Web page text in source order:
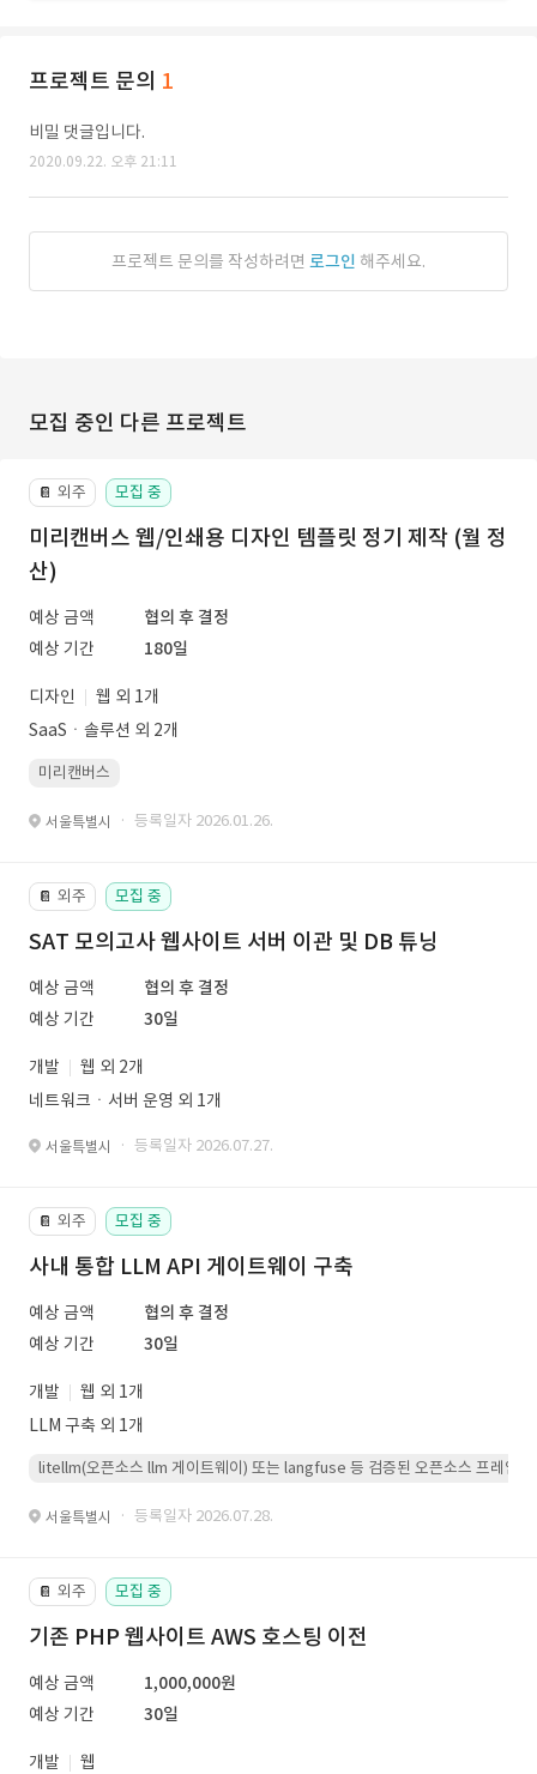
프로젝트 문의 1
비밀 댓글입니다.
2020.09.22. 오후 21:11
프로젝트 문의를 작성하려면 로그인 해주세요.
모집 중인 다른 프로젝트
📔 외주 모집 중
미리캔버스 웹/인쇄용 디자인 템플릿 정기 제작 (월 정
산)
예상 금액
협의 후 결정
예상 기간
180일
디자인
웹 외 1개
SaaSㆍ솔루션 외 2개
미리캔버스
서울특별시 · 등록일자 2026.01.26.
📔 외주 모집 중
SAT 모의고사 웹사이트 서버 이관 및 DB 튜닝
예상 금액
협의 후 결정
예상 기간
30일
개발
웹 외 2개
네트워크ㆍ서버 운영 외 1개
서울특별시 · 등록일자 2026.07.27.
📔 외주 모집 중
사내 통합 LLM API 게이트웨이 구축
예상 금액
협의 후 결정
예상 기간
30일
개발
웹 외 1개
LLM 구축 외 1개
litellm(오픈소스 llm 게이트웨이) 또는 langfuse 등 검증된 오픈소스 프레임워
서울특별시 · 등록일자 2026.07.28.
📔 외주 모집 중
기존 PHP 웹사이트 AWS 호스팅 이전
예상 금액
1,000,000원
예상 기간
30일
개발
웹